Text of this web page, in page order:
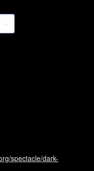
spectacle/dark-